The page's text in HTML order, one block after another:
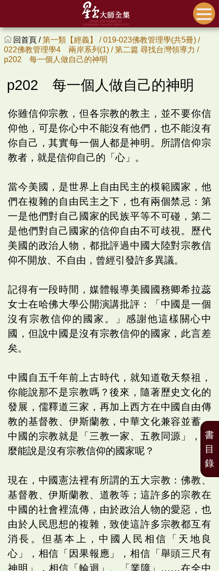
回首頁 /第一類【經義】 /019-023佛教管理學(共5冊) /
022佛教管理學4 兩岸系列(1) /第二篇 尋找台灣領導力 /
p202 每一個人做自己的神明
p202 每一個人做自己的神明
你雖信仰宗教，但各宗教的教主，並不要你信
仰他，可是你心中不能沒有他們，也不能沒有
你自己，其實每一個人都是神明。所謂信仰宗
教者，就是信仰自己的「心」。
當今美國，是世界上自由民主的模範國家，他
們在複雜的自由民主之下，也有兩個禁忌：第
一是他們對自己國家的民族平等不可碰，第二
是他們對自己國家的信仰自由不可歧視。歷代
美國的政治人物，都批評過中國大陸對宗教信
仰不開放、不自由，曾經引發許多異議。
記得有一段時間，媒體報導美國國務卿希拉蕊
女士在哈佛大學公開演講批評：「中國是一個
沒有宗教信仰的國家。」感謝他這樣關心中
國，但說中國是沒有宗教信仰的國家，此言差
矣。
中國自五千年前上古時代，就知道敬天祭祖，
你能說那不是宗教嗎？後來，隨著歷史文化的
發展，儒釋道三家，再加上西方在中國自由傳
教的基督教、伊斯蘭教，中華文化兼容並蓄，
中國的宗教就是「三教一家、五教同源」，怎
麼能說是沒有宗教信仰的國家呢？
現在，中國憲法裡有所謂的五大宗教：佛教、
基督教、伊斯蘭教、道教等；這許多的宗教在
中國的社會裡流傳，由於政治人物的愛惡，也
由於人民思想的複雜，致使這許多宗教都互有
消長。但基本上，中國人民相信「天地良
心」，相信「因果報應」，相信「舉頭三尺有
神明」，相信「輪迴」、「業障」……在全中
書
目
錄